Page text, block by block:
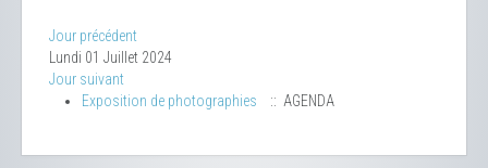
Jour précédent
Lundi 01 Juillet 2024
Jour suivant
Exposition de photographies
:: AGENDA